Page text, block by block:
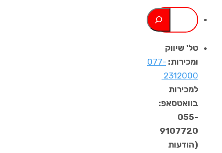
טל' שיווק
ומכירות: 077-
2312000 ​
למכירות
בוואטסאפ:
055-
9107720
(הודעות